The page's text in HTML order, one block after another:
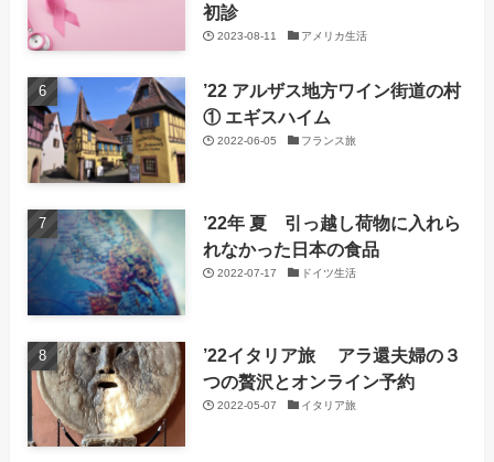
初診
2023-08-11 アメリカ生活
’22 アルザス地方ワイン街道の村
① エギスハイム
2022-06-05 フランス旅
’22年 夏 引っ越し荷物に入れら
れなかった日本の食品
2022-07-17 ドイツ生活
’22イタリア旅 アラ還夫婦の３
つの贅沢とオンライン予約
2022-05-07 イタリア旅